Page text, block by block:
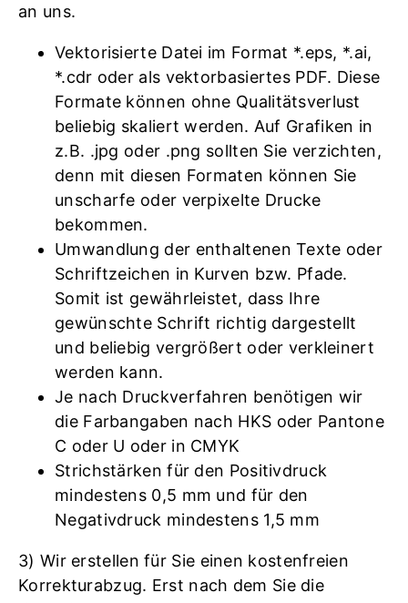
an uns.
Vektorisierte Datei im Format *.eps, *.ai,
*.cdr oder als vektorbasiertes PDF. Diese
Formate können ohne Qualitätsverlust
beliebig skaliert werden. Auf Grafiken in
z.B. .jpg oder .png sollten Sie verzichten,
denn mit diesen Formaten können Sie
unscharfe oder verpixelte Drucke
bekommen.
Umwandlung der enthaltenen Texte oder
Schriftzeichen in Kurven bzw. Pfade.
Somit ist gewährleistet, dass Ihre
gewünschte Schrift richtig dargestellt
und beliebig vergrößert oder verkleinert
werden kann.
Je nach Druckverfahren benötigen wir
die Farbangaben nach HKS oder Pantone
C oder U oder in CMYK
Strichstärken für den Positivdruck
mindestens 0,5 mm und für den
Negativdruck mindestens 1,5 mm
3) Wir erstellen für Sie einen kostenfreien
Korrekturabzug. Erst nach dem Sie die